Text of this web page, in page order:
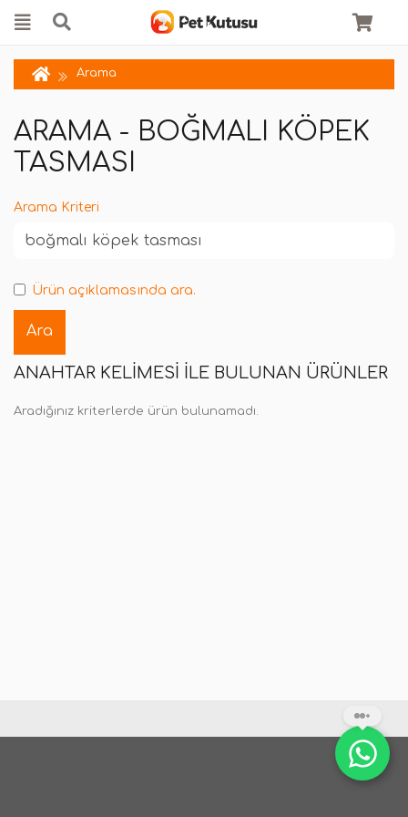
Arama
ARAMA - BOĞMALI KÖPEK
TASMASI
Arama Kriteri
Ürün açıklamasında ara.
ANAHTAR KELIMESI ILE BULUNAN ÜRÜNLER
Aradığınız kriterlerde ürün bulunamadı.